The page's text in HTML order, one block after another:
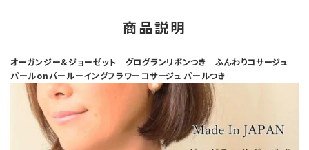
商品説明
オーガンジー＆ジョーゼット グログランリボンつき ふんわりコサージュ
パールonパールーイングフラワーコサージュ パールつき